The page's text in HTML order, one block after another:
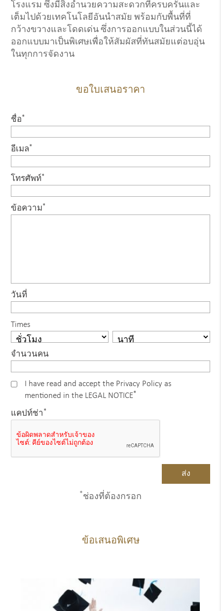
โรงแรม ซึ่งมีสิ่งอำนวยความสะดวกที่ครบครันและ
เต็มไปด้วยเทคโนโลยีอันนำสมัย พร้อมกับพื้นที่ที่
กว้างขวางและโดดเด่น ซึ่งการออกแบบในส่วนนี้ได้
ออกแบบมาเป็นพิเศษเพื่อให้สัมผัสที่ทันสมัยแต่อบอุ่น
ในทุกการจัดงาน
ขอใบเสนอราคา
ชื่อ*
อีเมล*
โทรศัพท์*
ข้อความ*
วันที่
Times
จำนวนคน
I have read and accept the Privacy Policy as
mentioned in the LEGAL NOTICE*
แคปท์ช่า *
*ช่องที่ต้องกรอก
ข้อเสนอพิเศษ